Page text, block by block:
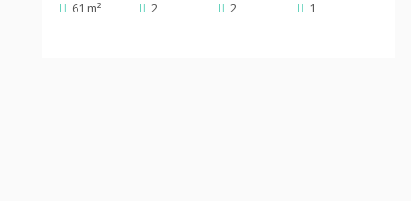
61 m²
2 2 1